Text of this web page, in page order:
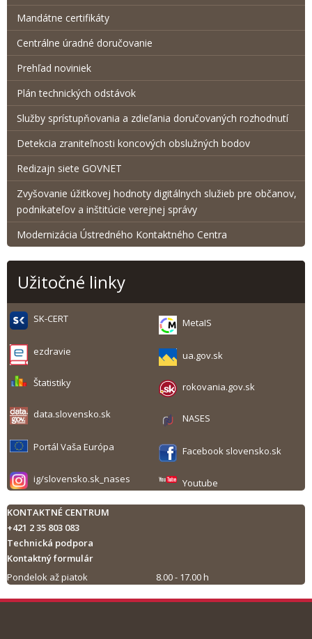
Mandátne certifikáty
Centrálne úradné doručovanie
Prehľad noviniek
Plán technických odstávok
Služby sprístupňovania a zdieľania doručovaných rozhodnutí
Detekcia zraniteľnosti koncových obslužných bodov
Redizajn siete GOVNET
Zvyšovanie úžitkovej hodnoty digitálnych služieb pre občanov,
podnikateľov a inštitúcie verejnej správy
Modernizácia Ústredného Kontaktného Centra
Užitočné linky
SK-CERT MetaIS
ezdravie ua.gov.sk
Štatistiky rokovania.gov.sk
data.slovensko.sk NASES
Portál Vaša Európa Facebook slovensko.sk
ig/slovensko.sk_nases Youtube
KONTAKTNÉ CENTRUM
+421 2 35 803 083
Technická podpora
Kontaktný formulár
Pondelok až piatok
8.00 - 17.00 h
Tlač obsahu